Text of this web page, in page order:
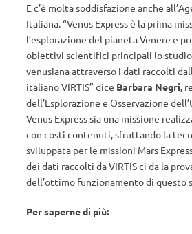
E c’è molta soddisfazione anche
Italiana. “Venus Express è la prima
l’esplorazione del pianeta Venere e
obiettivi scientifici principali lo studio
venusiana attraverso i dati raccolti
italiano VIRTIS” dice Barbara Negri,
dell’Esplorazione e Osservazione
Venus Express sia una missione
con costi contenuti, sfruttando la
sviluppata per le missioni Mars
dei dati raccolti da VIRTIS ci da la
dell’ottimo funzionamento di questo
Per saperne di più: